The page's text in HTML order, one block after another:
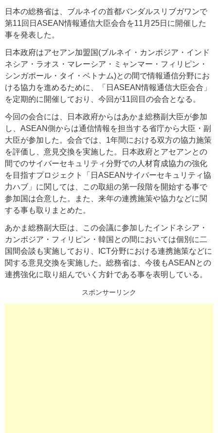
日本の総務省は、ブルネイの首都バンダルスリブガワンで
第11回日ASEAN情報通信大臣会合を11月25日に開催した
事を発表した。
日本政府はアセアン加盟国(ブルネイ・カンボジア・インド
ネシア・ラオス・マレーシア・ミャンマー・フィリピン・
シンガポール・タイ・ベトナム)との間で情報通信分野にお
ける協力を進めるために、「日ASEAN情報通信大臣会合」
を定期的に開催しており、今回が11回目の会合となる。
今回の会合には、日本政府からはあかま総務副大臣が参加
し、ASEAN側からは通信情報を担当する省庁から大臣・副
大臣が参加した。会合では、1年間における双方の協力施策
を評価し、意見交換を実施した。日本政府とアセアンとの
間でのサイバーセキュリティ分野での人材育成協力の強化
を目指すプロジェクト「日ASEANサイバーセキュリティ協
力ハブ」に関しては、この取組の第一段階を開始する事で
参加国は合意した。また、来年の連携施策や協力などに関
する事も取りまとめた。
あかま総務副大臣は、この会議に参加したインドネシア・
カンボジア・フィリピン・韓国との間においては個別に二
国間会談も実施しており、ICT分野における連携施策などに
関する意見交換を実施した。総務省は、今後もASEANとの
連携強化に取り組んでいく方針である事を表明している。
スポンサーリンク